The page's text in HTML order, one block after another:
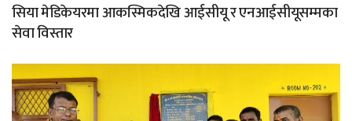
सिया मेडिकेयरमा आकस्मिकदेखि आईसीयू र एनआईसीयूसम्मका
सेवा विस्तार